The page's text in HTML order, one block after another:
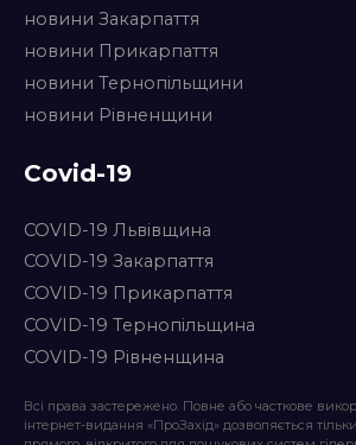
новини Закарпаття
новини Прикарпаття
новини Тернопільщини
новини Рівненщини
Covid-19
COVID-19 Львівщина
COVID-19 Закарпаття
COVID-19 Прикарпаття
COVID-19 Тернопільщина
COVID-19 Рівненщина
Всі права застережено. Повне або часткове
інтернет-видання «ПроЗахід» дозволяється